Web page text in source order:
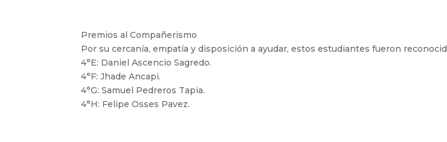
Premios al Compañerismo
Por su cercanía, empatía y disposición a ayudar, estos estudiantes fueron
4°E: Daniel Ascencio Sagredo.
4°F: Jhade Ancapi.
4°G: Samuel Pedreros Tapia.
4°H: Felipe Osses Pavez.